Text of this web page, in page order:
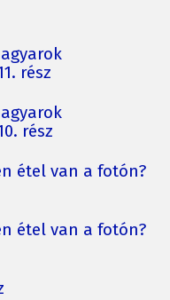
rész
rész
étel van a fotón?
étel van a fotón?